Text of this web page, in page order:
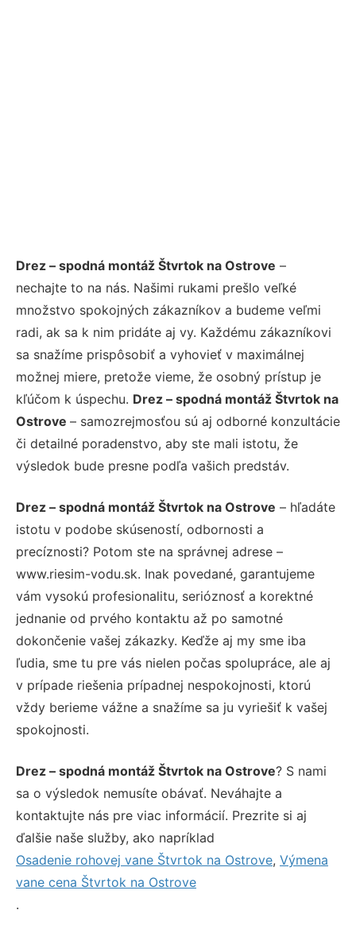
Drez – spodná montáž Štvrtok na Ostrove –
nechajte to na nás. Našimi rukami prešlo veľké
množstvo spokojných zákazníkov a budeme veľmi
radi, ak sa k nim pridáte aj vy. Každému zákazníkovi
sa snažíme prispôsobiť a vyhovieť v maximálnej
možnej miere, pretože vieme, že osobný prístup je
kľúčom k úspechu. Drez – spodná montáž Štvrtok na
Ostrove – samozrejmosťou sú aj odborné konzultácie
či detailné poradenstvo, aby ste mali istotu, že
výsledok bude presne podľa vašich predstáv.
Drez – spodná montáž Štvrtok na Ostrove – hľadáte
istotu v podobe skúseností, odbornosti a
precíznosti? Potom ste na správnej adrese –
www.riesim-vodu.sk. Inak povedané, garantujeme
vám vysokú profesionalitu, serióznosť a korektné
jednanie od prvého kontaktu až po samotné
dokončenie vašej zákazky. Keďže aj my sme iba
ľudia, sme tu pre vás nielen počas spolupráce, ale aj
v prípade riešenia prípadnej nespokojnosti, ktorú
vždy berieme vážne a snažíme sa ju vyriešiť k vašej
spokojnosti.
Drez – spodná montáž Štvrtok na Ostrove? S nami
sa o výsledok nemusíte obávať. Neváhajte a
kontaktujte nás pre viac informácií. Prezrite si aj
ďalšie naše služby, ako napríklad
Osadenie rohovej vane Štvrtok na Ostrove, Výmena
vane cena Štvrtok na Ostrove
.